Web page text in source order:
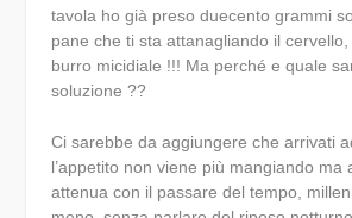
tavola ho già preso duecento grammi
pane che ti sta attanagliando il
burro micidiale !!! Ma perché e quale
soluzione ??
Ci sarebbe da aggiungere che arrivati
l’appetito non viene più mangiando ma
attenua con il passare del tempo,